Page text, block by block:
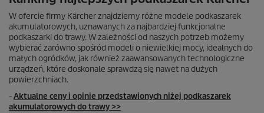
W ofercie firmy Kärcher znajdziemy różne modele podkaszarek
akumulatorowych, uznawanych za najbardziej funkcjonalne
podkaszarki do trawy. W zależności od naszych potrzeb możemy
wybierać zarówno spośród modeli o niewielkiej mocy, idealnych do
małych ogródków, jak również zaawansowanych technologiczne
urządzeń, które doskonale sprawdzą się nawet na dużych
powierzchniach.
-Aktualne ceny i opinie przedstawionych niżej podkaszarek
akumulatorowych do trawy >>